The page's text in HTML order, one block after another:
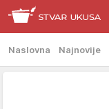
Naslovna Najnovije